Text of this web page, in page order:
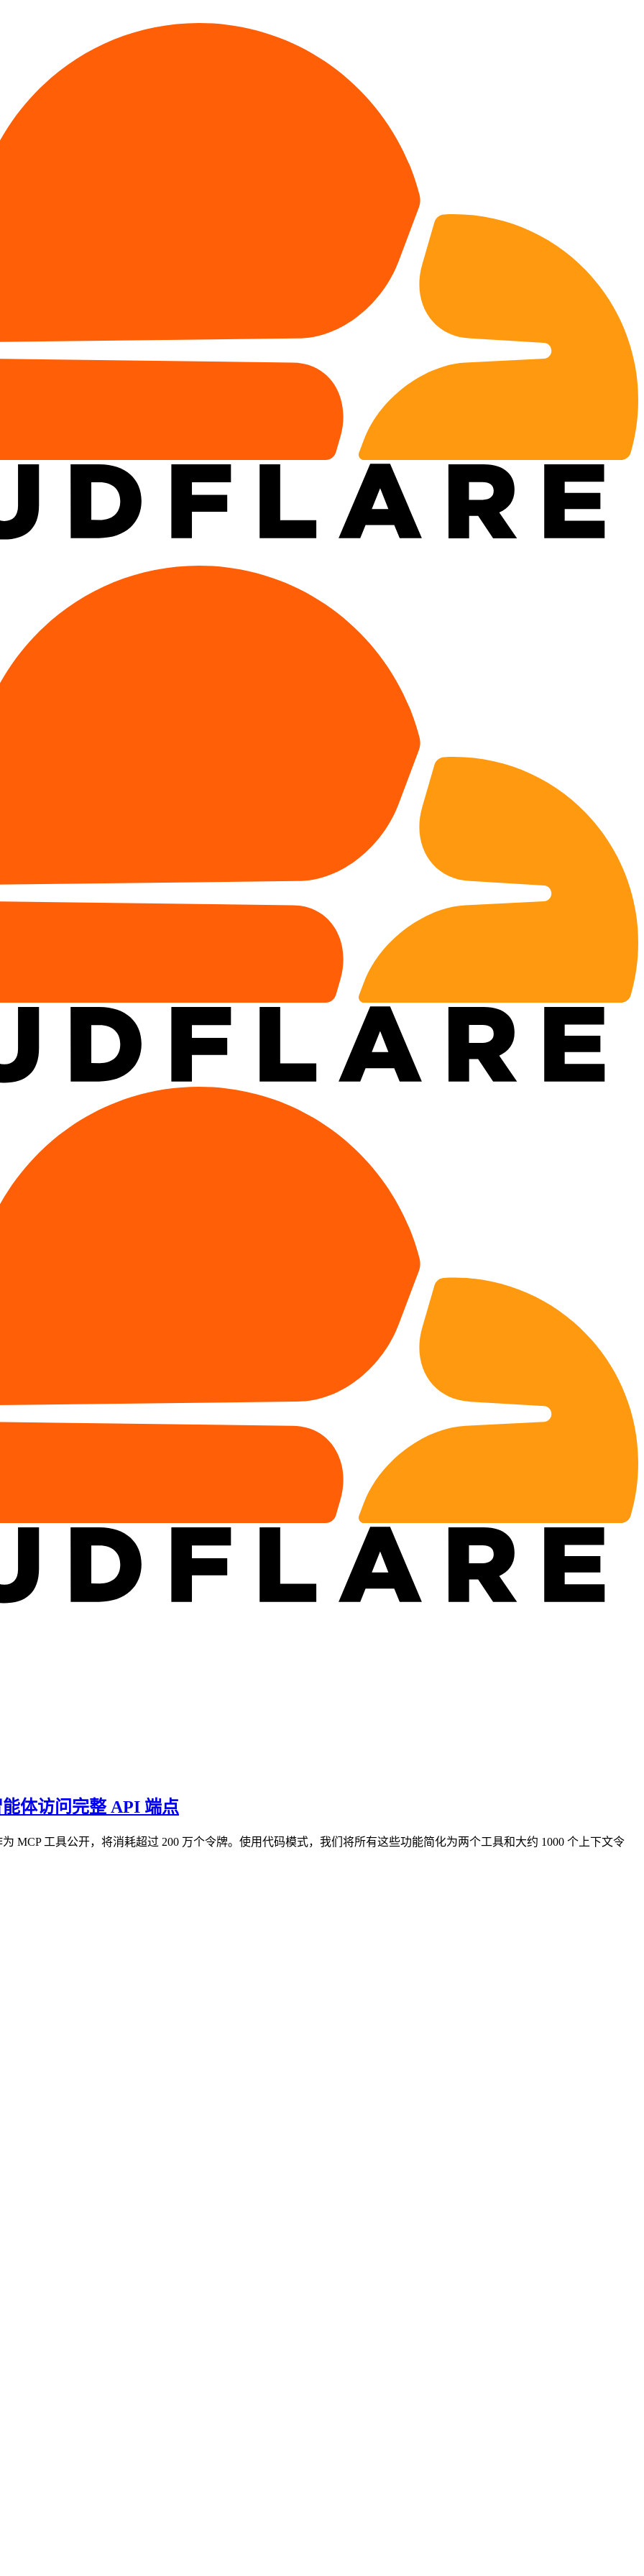
体访问完整 API 端点
MCP 工具公开，将消耗超过 200 万个令牌。使用代码模式，我们将所有这些功能简化为两个工具和大约 1000 个上下文令